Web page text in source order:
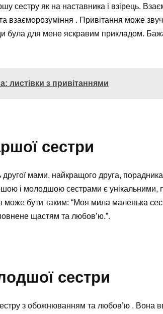
сестру як на наставника і взірець.
взаєморозуміння . Привітання може
була для мене яскравим прикладом.
листівки з привітаннями
сестри
мами, найкращого друга, порадника
і молодшою сестрами є унікальними,
може бути таким: “Моя мила маленька
щастям та любов’ю.”.
сестри
з обожнюванням та любов’ю . Вона